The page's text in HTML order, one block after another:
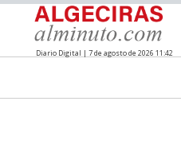
Diario Digital | 7 de agosto de 2026 11:42